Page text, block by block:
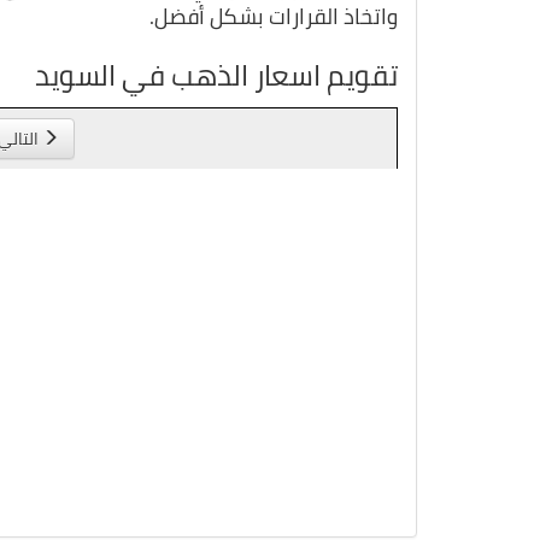
واتخاذ القرارات بشكل أفضل.
تقويم اسعار الذهب في السويد